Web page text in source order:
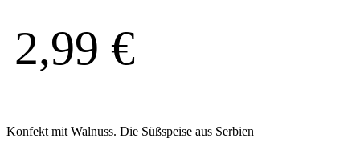
2,99 €
Konfekt mit Walnuss. Die Süßspeise aus Serbien